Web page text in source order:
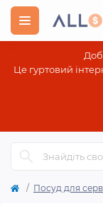
Це гуртовий
Посуд для